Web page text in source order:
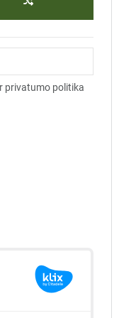
privatumo politika